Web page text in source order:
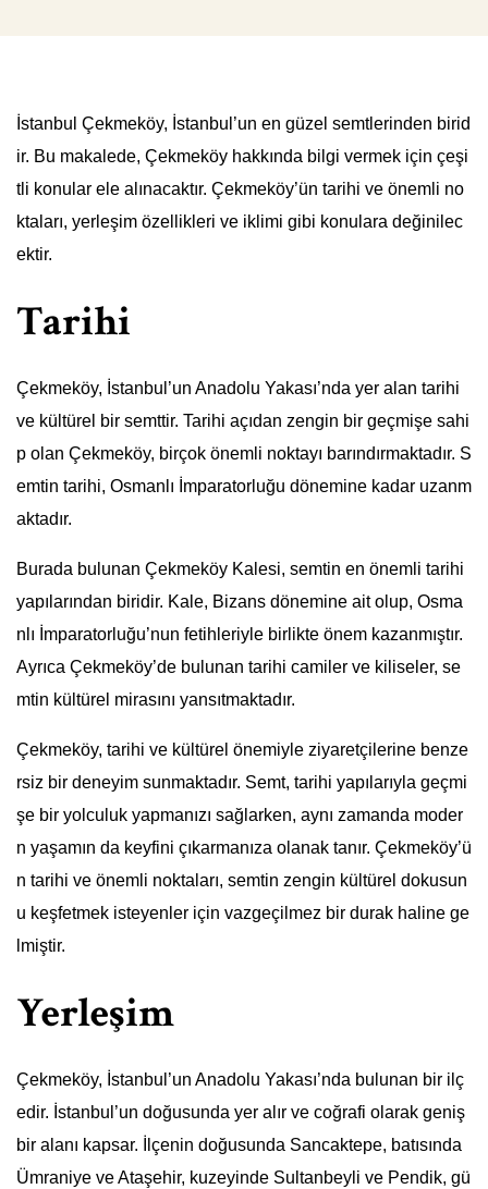
İstanbul Çekmeköy, İstanbul’un en güzel semtlerinden birid
ir. Bu makalede, Çekmeköy hakkında bilgi vermek için çeşi
tli konular ele alınacaktır. Çekmeköy’ün tarihi ve önemli no
ktaları, yerleşim özellikleri ve iklimi gibi konulara değinilec
ektir.
Tarihi
Çekmeköy, İstanbul’un Anadolu Yakası’nda yer alan tarihi
ve kültürel bir semttir. Tarihi açıdan zengin bir geçmişe sahi
p olan Çekmeköy, birçok önemli noktayı barındırmaktadır. S
emtin tarihi, Osmanlı İmparatorluğu dönemine kadar uzanm
aktadır.
Burada bulunan Çekmeköy Kalesi, semtin en önemli tarihi
yapılarından biridir. Kale, Bizans dönemine ait olup, Osma
nlı İmparatorluğu’nun fetihleriyle birlikte önem kazanmıştır.
Ayrıca Çekmeköy’de bulunan tarihi camiler ve kiliseler, se
mtin kültürel mirasını yansıtmaktadır.
Çekmeköy, tarihi ve kültürel önemiyle ziyaretçilerine benze
rsiz bir deneyim sunmaktadır. Semt, tarihi yapılarıyla geçmi
şe bir yolculuk yapmanızı sağlarken, aynı zamanda moder
n yaşamın da keyfini çıkarmanıza olanak tanır. Çekmeköy’ü
n tarihi ve önemli noktaları, semtin zengin kültürel dokusun
u keşfetmek isteyenler için vazgeçilmez bir durak haline ge
lmiştir.
Yerleşim
Çekmeköy, İstanbul’un Anadolu Yakası’nda bulunan bir ilç
edir. İstanbul’un doğusunda yer alır ve coğrafi olarak geniş
bir alanı kapsar. İlçenin doğusunda Sancaktepe, batısında
Ümraniye ve Ataşehir, kuzeyinde Sultanbeyli ve Pendik, gü